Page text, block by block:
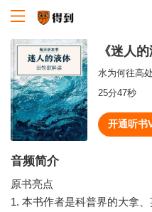
《迷人
25分47秒
开通听书
音频简介
原书亮点
1. 本书作者是科普界的大拿